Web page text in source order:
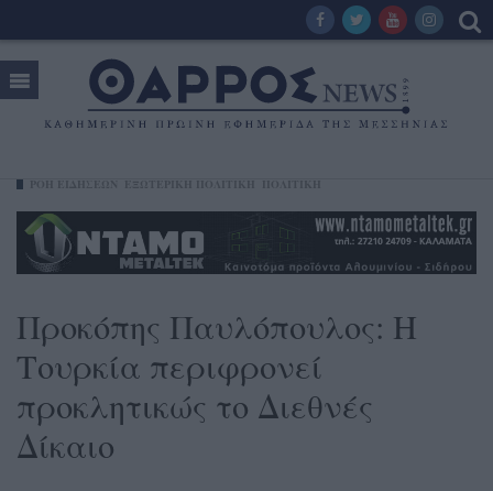
Προκόπης Παυλόπουλος: Η
Τουρκία περιφρονεί
προκλητικώς το Διεθνές
Δίκαιο